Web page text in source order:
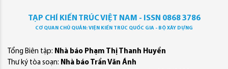
TẠP CHÍ KIẾN TRÚC VIỆT NAM - ISSN 0868 3786
CƠ QUAN CHỦ QUẢN: VIỆN KIẾN TRÚC QUỐC GIA - BỘ XÂY DỰNG
Tổng Biên tập: Nhà báo Phạm Thị Thanh Huyền
Thư ký tòa soạn: Nhà báo Trần Văn Ánh